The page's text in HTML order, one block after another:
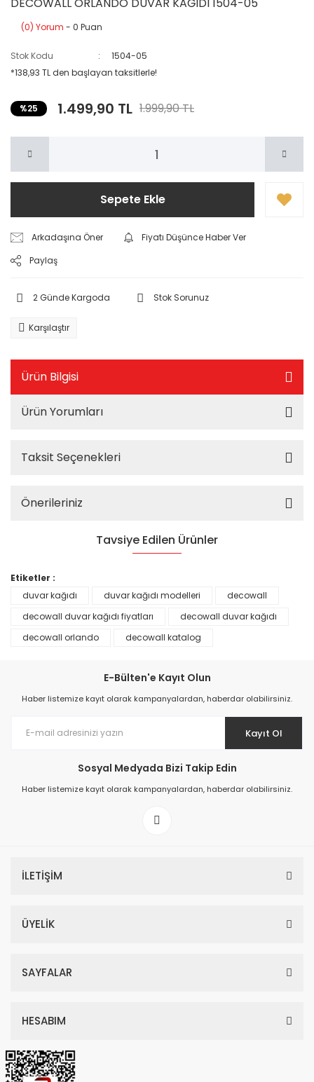
(0) Yorum - 0 Puan
Stok Kodu
1504-05
*138,93 TL den başlayan taksitlerle!
%25 1.499,90 TL 1.999,90 TL
Sepete Ekle
Arkadaşına Öner
Fiyatı Düşünce Haber Ver
Paylaş
2 Günde Kargoda Stok Sorunuz
Karşılaştır
Ürün Bilgisi
Ürün Yorumları
Taksit Seçenekleri
Önerileriniz
Tavsiye Edilen Ürünler
Prime ArtDECO Duvar Kağıdı Tutkalı 500 gr
149,00 TL
Etiketler :
duvar kağıdı
duvar kağıdı modelleri
decowall
decowall duvar kağıdı fiyatları
decowall duvar kağıdı
decowall orlando
decowall katalog
E-Bülten'e Kayıt Olun
Haber listemize kayıt olarak kampanyalardan, haberdar olabilirsiniz.
Kayıt Ol
Sosyal Medyada Bizi Takip Edin
Haber listemize kayıt olarak kampanyalardan, haberdar olabilirsiniz.
İLETİŞİM
ÜYELİK
SAYFALAR
HESABIM